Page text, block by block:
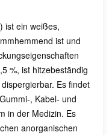
ist ein weißes,
ist und
%, ist hitzebeständig
Es findet
, Kabel- und
in der Medizin. Es
anorganischen